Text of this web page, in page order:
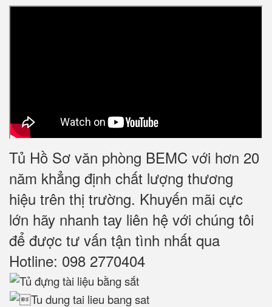
Tủ Hồ Sơ văn phòng BEMC với hơn 20
năm khẳng định chất lượng thương
hiệu trên thị trường. Khuyến mãi cực
lớn hãy nhanh tay liên hệ với chúng tôi
để được tư vấn tận tình nhất qua
Hotline: 098 2770404